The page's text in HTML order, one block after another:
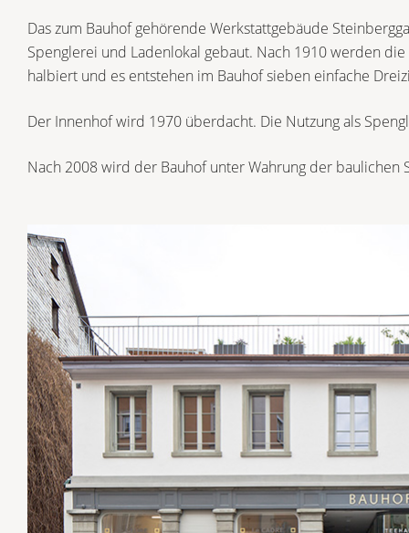
Das zum Bauhof gehörende Werkstattgebäude
Spenglerei und Ladenlokal gebaut. Nach 1910 werden
halbiert und es entstehen im Bauhof sieben einfache
Der Innenhof wird 1970 überdacht. Die Nutzung als
Nach 2008 wird der Bauhof unter Wahrung der baulichen